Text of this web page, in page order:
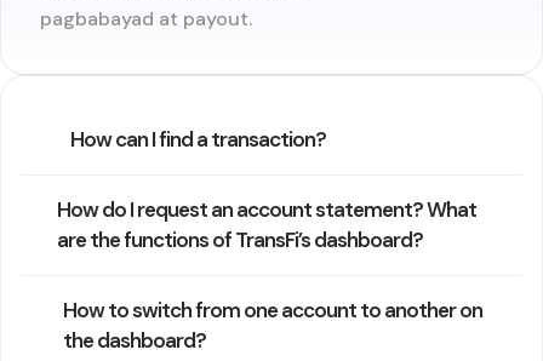
pagbabayad at payout.
How can I find a transaction?
How do I request an account statement? What
are the functions of TransFi’s dashboard?
How to switch from one account to another on
the dashboard?